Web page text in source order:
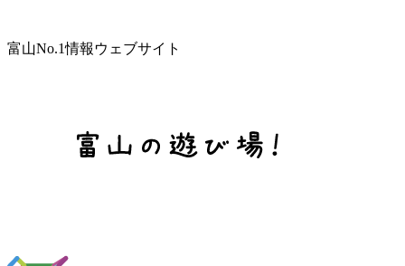
富山No.1情報ウェブサイト